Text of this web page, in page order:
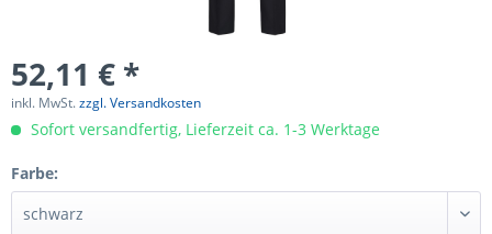
52,11 € *
inkl. MwSt.zzgl. Versandkosten
Sofort versandfertig, Lieferzeit ca. 1-3 Werktage
Farbe: